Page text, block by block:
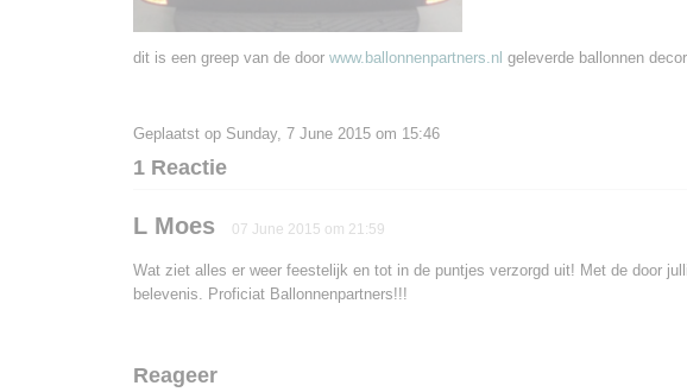
dit is een greep van de door www.ballonnenpartners.nl geleverde ballonnen
Geplaatst op Sunday, 7 June 2015 om 15:46
1 Reactie
L Moes 07 June 2015 om 21:59
Wat ziet alles er weer feestelijk en tot in de puntjes verzorgd uit! Met de door
belevenis. Proficiat Ballonnenpartners!!!
Reageer